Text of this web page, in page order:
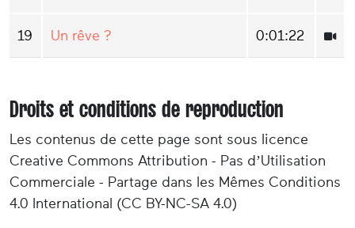
19 Un rêve ? 0:01:22
Droits et conditions de reproduction
Les contenus de cette page sont sous licence
Creative Commons Attribution - Pas d’Utilisation
Commerciale - Partage dans les Mêmes Conditions
4.0 International (CC BY-NC-SA 4.0)